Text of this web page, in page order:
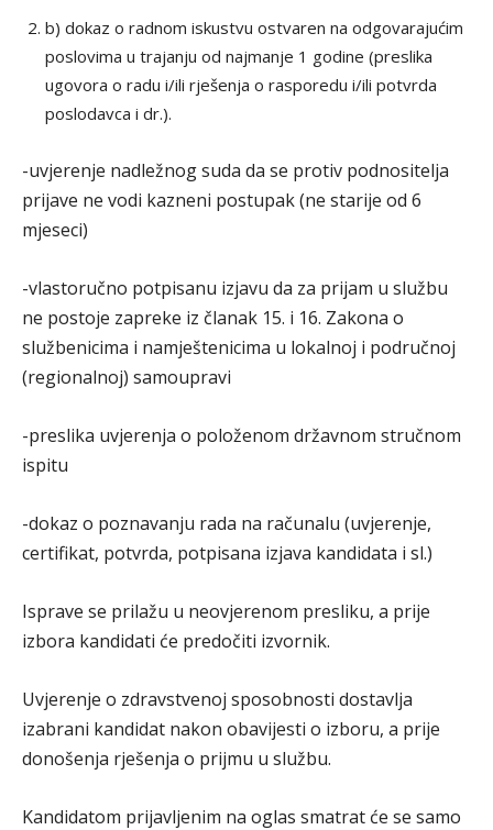
b) dokaz o radnom iskustvu ostvaren na odgovarajućim
poslovima u trajanju od najmanje 1 godine (preslika
ugovora o radu i/ili rješenja o rasporedu i/ili potvrda
poslodavca i dr.).
-uvjerenje nadležnog suda da se protiv podnositelja
prijave ne vodi kazneni postupak (ne starije od 6
mjeseci)
-vlastoručno potpisanu izjavu da za prijam u službu
ne postoje zapreke iz članak 15. i 16. Zakona o
službenicima i namještenicima u lokalnoj i područnoj
(regionalnoj) samoupravi
-preslika uvjerenja o položenom državnom stručnom
ispitu
-dokaz o poznavanju rada na računalu (uvjerenje,
certifikat, potvrda, potpisana izjava kandidata i sl.)
Isprave se prilažu u neovjerenom presliku, a prije
izbora kandidati će predočiti izvornik.
Uvjerenje o zdravstvenoj sposobnosti dostavlja
izabrani kandidat nakon obavijesti o izboru, a prije
donošenja rješenja o prijmu u službu.
Kandidatom prijavljenim na oglas smatrat će se samo